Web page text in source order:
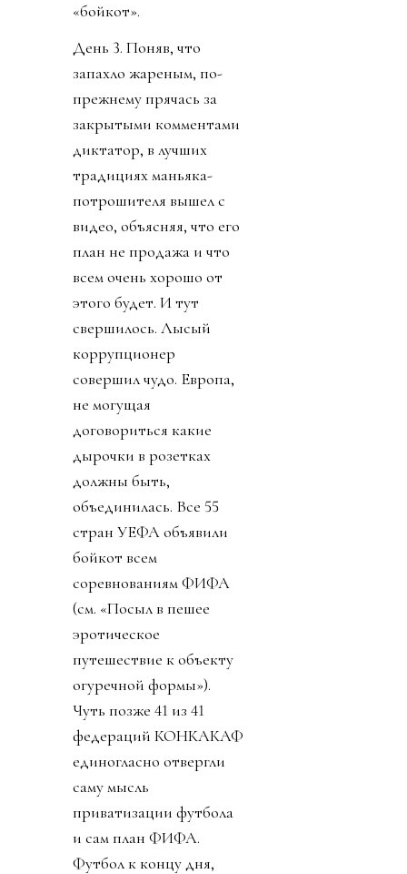
«бойкот».
День 3. Поняв, что
запахло жареным, по-
прежнему прячась за
закрытыми комментами
диктатор, в лучших
традициях маньяка-
потрошителя вышел с
видео, объясняя, что его
план не продажа и что
всем очень хорошо от
этого будет. И тут
свершилось. Лысый
коррупционер
совершил чудо. Европа,
не могущая
договориться какие
дырочки в розетках
должны быть,
объединилась. Все 55
стран УЕФА объявили
бойкот всем
соревнованиям ФИФА
(см. «Посыл в пешее
эротическое
путешествие к объекту
огуречной формы»).
Чуть позже 41 из 41
федераций КОНКАКАФ
единогласно отвергли
саму мысль
приватизации футбола
и сам план ФИФА.
Футбол к концу дня,